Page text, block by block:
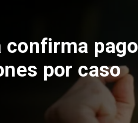
confirma pago
por caso